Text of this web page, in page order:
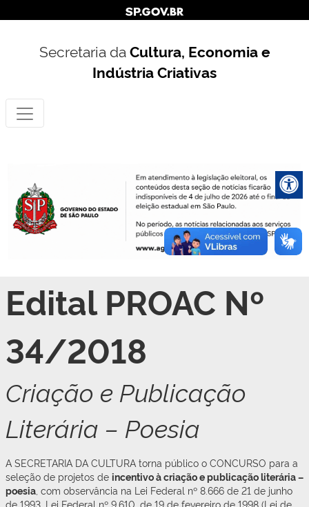
Secretaria daCultura, Economia e
Indústria Criativas
Edital PROAC Nº
34/2018
Criação e Publicação
Literária – Poesia
A SECRETARIA DA CULTURA torna público o CONCURSO para a
seleção de projetos de incentivo à criação e publicação literária –
poesia , com observância na Lei Federal nº 8.666 de 21 de junho
de 1993, Lei Federal nº 9.610, de 19 de fevereiro de 1998 (Lei de